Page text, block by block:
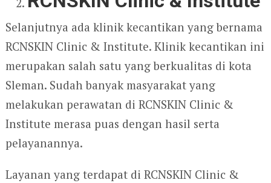
Selanjutnya ada klinik kecantikan yang bernama
RCNSKIN Clinic & Institute. Klinik kecantikan ini
merupakan salah satu yang berkualitas di kota
Sleman. Sudah banyak masyarakat yang
melakukan perawatan di RCNSKIN Clinic &
Institute merasa puas dengan hasil serta
pelayanannya.
Layanan yang terdapat di RCNSKIN Clinic &